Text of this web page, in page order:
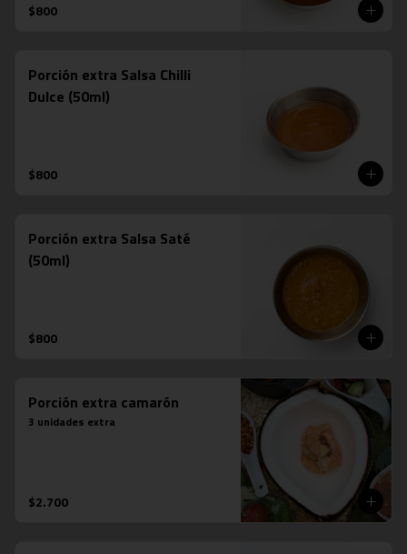
$800
Porción extra Salsa Chilli
Dulce (50ml)
$800
Porción extra Salsa Saté
(50ml)
$800
Porción extra camarón
3 unidades extra
$2.700